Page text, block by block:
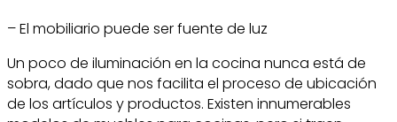
– El mobiliario puede ser fuente de luz
Un poco de iluminación en la cocina nunca está de
sobra, dado que nos facilita el proceso de ubicación
de los artículos y productos. Existen innumerables